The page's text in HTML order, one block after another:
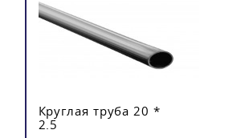
Круглая труба 20 *
2.5